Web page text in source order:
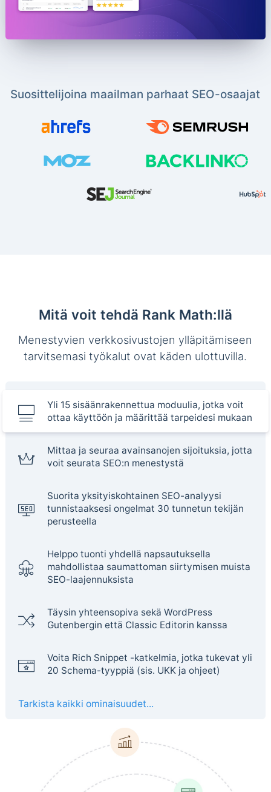
Suosittelijoina maailman parhaat SEO-osaajat
Mitä voit tehdä Rank Math:llä
Menestyvien verkkosivustojen ylläpitämiseen
tarvitsemasi työkalut ovat käden ulottuvilla.
Yli 15 sisäänrakennettua moduulia, jotka voit
ottaa käyttöön ja määrittää tarpeidesi mukaan
Mittaa ja seuraa avainsanojen sijoituksia, jotta
voit seurata SEO:n menestystä
Suorita yksityiskohtainen SEO-analyysi
tunnistaaksesi ongelmat 30 tunnetun tekijän
perusteella
Helppo tuonti yhdellä napsautuksella
mahdollistaa saumattoman siirtymisen muista
SEO-laajennuksista
Täysin yhteensopiva sekä WordPress
Gutenbergin että Classic Editorin kanssa
Voita Rich Snippet -katkelmia, jotka tukevat yli
20 Schema-tyyppiä (sis. UKK ja ohjeet)
Tarkista kaikki ominaisuudet...